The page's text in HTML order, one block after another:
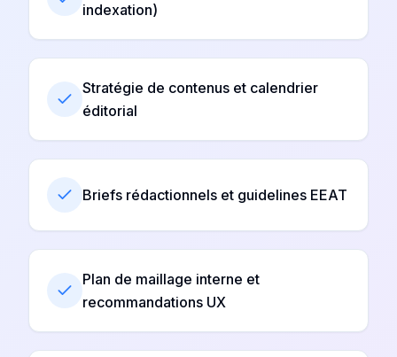
indexation)
Stratégie de contenus et calendrier
éditorial
Briefs rédactionnels et guidelines EEAT
Plan de maillage interne et
recommandations UX